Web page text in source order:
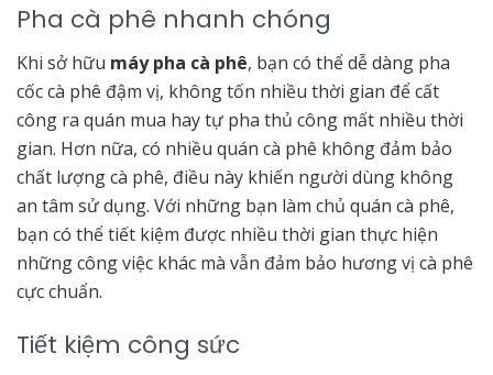
Pha cà phê nhanh chóng
Khi sở hữu máy pha cà phê, bạn có thể dễ dàng pha
cốc cà phê đậm vị, không tốn nhiều thời gian để cất
công ra quán mua hay tự pha thủ công mất nhiều thời
gian. Hơn nữa, có nhiều quán cà phê không đảm bảo
chất lượng cà phê, điều này khiến người dùng không
an tâm sử dụng. Với những bạn làm chủ quán cà phê,
bạn có thể tiết kiệm được nhiều thời gian thực hiện
những công việc khác mà vẫn đảm bảo hương vị cà phê
cực chuẩn.
Tiết kiệm công sức